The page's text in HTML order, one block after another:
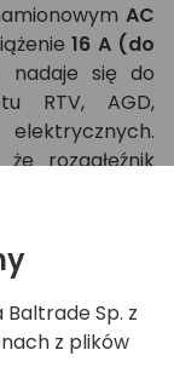
AC
16 A (do
nadaje się do
RTV, AGD,
rozgałęźnik
białym
zarówno z
wnętrzami.
mm sprawiają,
Sp. z
z plików